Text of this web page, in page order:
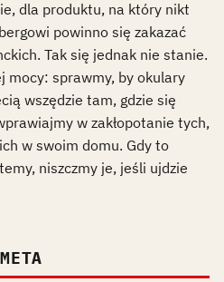
dla produktu, na który nikt
powinno się zakazać
Tak się jednak nie stanie.
mocy: sprawmy, by okulary
wszędzie tam, gdzie się
w zakłopotanie tych,
w swoim domu. Gdy to
niszczmy je, jeśli ujdzie